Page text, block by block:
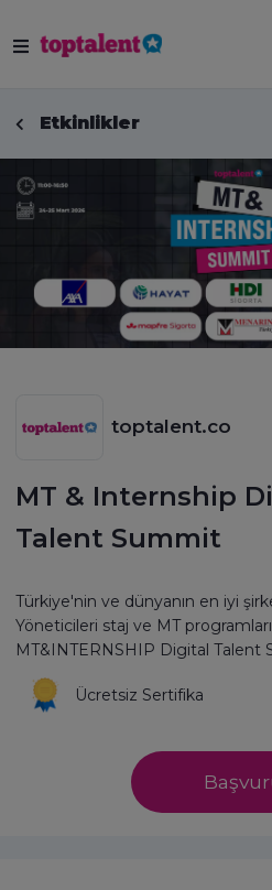
Etkinlikler
toptalent.co
MT & Internship
Talent Summit
Türkiye'nin ve dünyanın en iyi
Yöneticileri staj ve MT
MT&INTERNSHIP Digital Talent
Ücretsiz Sertifika